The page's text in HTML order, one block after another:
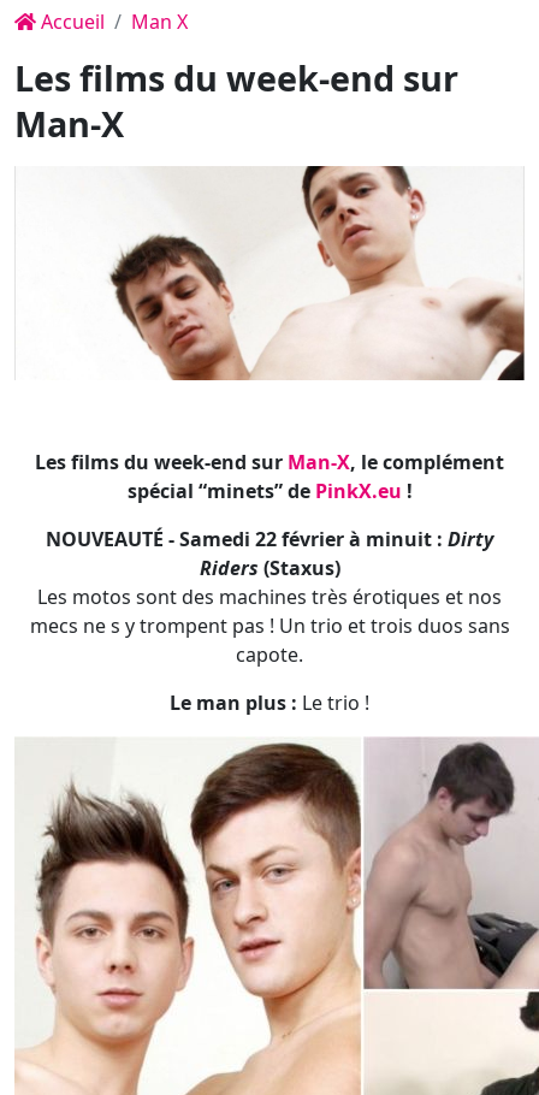
Accueil Man X
Les films du week-end sur
Man-X
Les films du week-end sur Man-X, le complément
spécial “minets” de PinkX.eu !
NOUVEAUTÉ - Samedi 22 février à minuit : Dirty
Riders (Staxus)
Les motos sont des machines très érotiques et nos
mecs ne s y trompent pas ! Un trio et trois duos sans
capote.
Le man plus : Le trio !